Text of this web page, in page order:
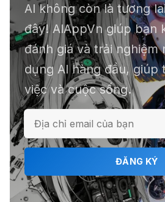
📕 Kimi AI - Ứng
chục file dữ liệu
ℹ️ Napkin AI - Biến
infographic
🎗️ Logomaster.ai:
chuyên nghiệp
AI không còn là tương
đây! AIAppVn giúp bạn
đánh giá và trải nghiệm
dụng AI hàng đầu, giúp
việc và cuộc sống.
ĐĂNG KÝ